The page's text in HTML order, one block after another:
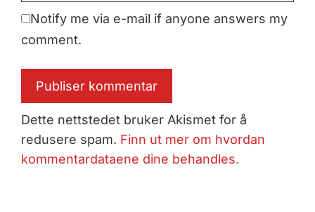
Notify me via e-mail if anyone answers my
comment.
Dette nettstedet bruker Akismet for å
redusere spam. Finn ut mer om hvordan
kommentardataene dine behandles.